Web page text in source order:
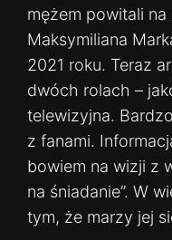
mężem powitali na
Maksymiliana
2021 roku. Teraz
dwóch rolach –
telewizyjna.
z fanami.
bowiem na wizji z
na śniadanie”. W
tym, że marzy jej